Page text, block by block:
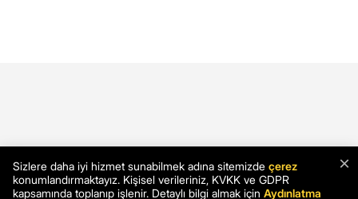
×
Sizlere daha iyi hizmet sunabilmek adına sitemizde çerez
konumlandırmaktayız. Kişisel verileriniz, KVKK ve GDPR
kapsamında toplanıp işlenir. Detaylı bilgi almak için Aydınlatma